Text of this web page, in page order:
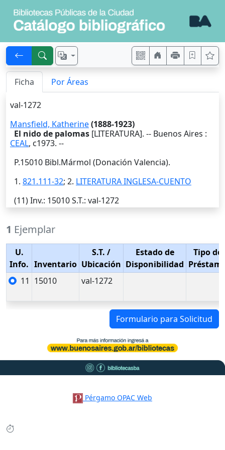
Ficha Por Áreas
val-1272
Mansfield, Katherine(1888-1923)
El nido de palomas [LITERATURA]. -- Buenos Aires :
CEAL, c1973. --
P.15010 Bibl.Mármol (Donación Valencia).
1. 821.111-32; 2. LITERATURA INGLESA-CUENTO
(11)Inv.: 15010S.T.: val-1272
1 Ejemplar
U.
Info. Inventario
S.T. /
Ubicación
Estado de
Disponibilidad
Tipo de
11 15010 val-1272
Formulario para Solicitud
Pérgamo OPAC Web